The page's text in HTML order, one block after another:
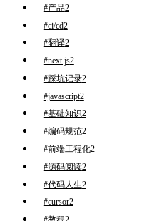
#产品2
#ci/cd2
#翻译2
#next.js2
#踩坑记录2
#javascript2
#基础知识2
#编码规范2
#前端工程化2
#源码阅读2
#代码人生2
#cursor2